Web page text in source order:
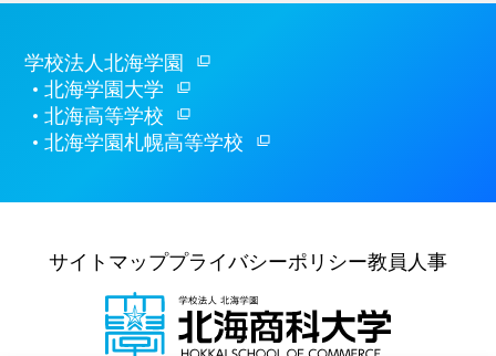
学校法人北海学園
北海学園大学
北海高等学校
北海学園札幌高等学校
サイトマッププライバシーポリシー教員人事